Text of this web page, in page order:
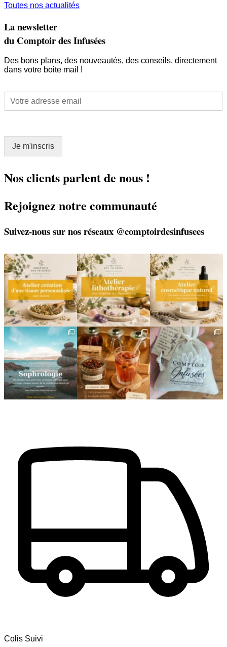
Toutes nos actualités
La newsletter
du Comptoir des Infusées
Des bons plans, des nouveautés, des conseils, directement
dans votre boite mail !
E
m
a
i
l
l
Je m'inscris
Nos clients parlent de nous !
Rejoignez notre communauté
Suivez-nous sur nos réseaux @comptoirdesinfusees
🌿 Créez votre tisane sur-
mesure
Un...
9 0
🌿 Un bracelet
énergétique, juste pour
vous
...
2 0
🌿 Deux rendez-vous
cosmétiques avec Sophie
(Lou...
6 0
🌿 Cinq mois, cinq façons
de souffler
...
8 1
Deux visages, une même
philosophie 🌿
Le...
11 0
🎁 L`attention qui fait
plaisir — et qui vous...
24 2
Colis Suivi